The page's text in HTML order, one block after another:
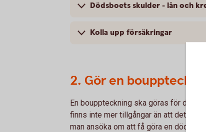
Dödsboets skulder - lån och
Kolla upp försäkringar
2. Gör en
En bouppteckning ska göras för
finns inte mer tillgångar än att det
man ansöka om att få göra en